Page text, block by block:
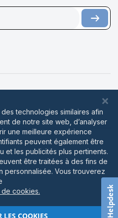
Helpdesk
technologies similaires afin
de notre site web, d’analyser
une meilleure expérience
peuvent également être
et les publicités plus pertinents.
être traitées à des fins de
personnalisée. Vous trouverez
cookies.
LES COOKIES